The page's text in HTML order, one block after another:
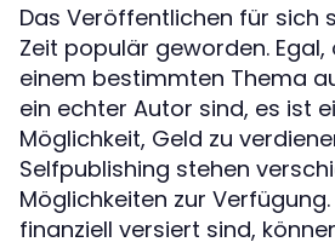
Das Veröffentlichen für sich
Zeit populär geworden. Egal,
einem bestimmten Thema
ein echter Autor sind, es ist
Möglichkeit, Geld zu
Selfpublishing stehen
Möglichkeiten zur Verfügung.
finanziell versiert sind,